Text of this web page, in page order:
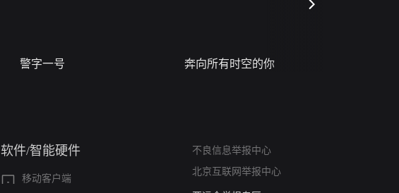
警字一号 奔向所有时空的你
软件/智能硬件
移动客户端
不良信息举报中心
北京互联网举报中心
12318 文化市场举报
算法推荐专项举报